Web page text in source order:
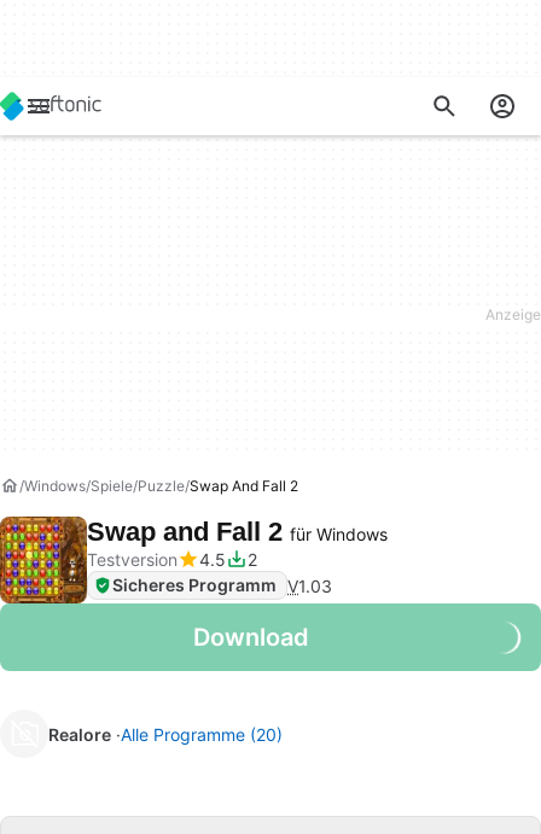
Windows Spiele Puzzle Swap And Fall 2
Swap and Fall 2 für Windows
Testversion
4.5
2
Sicheres Programm V1.03
Download
Realore Alle Programme (20)